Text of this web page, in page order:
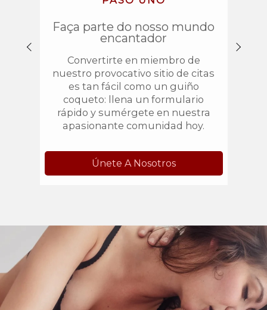
Faça parte do nosso mundo
encantador
Convertirte en miembro de
nuestro provocativo sitio de citas
es tan fácil como un guiño
coqueto: llena un formulario
rápido y sumérgete en nuestra
apasionante comunidad hoy.
Únete A Nosotros